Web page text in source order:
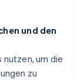
und den
nutzen, um die
zu